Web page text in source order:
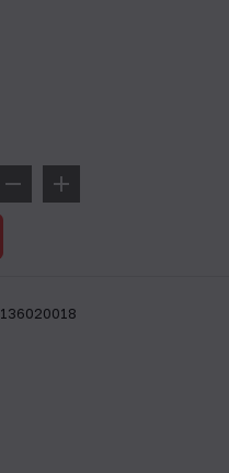
remove
add
136020018